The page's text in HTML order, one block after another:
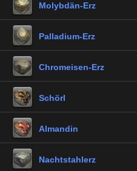
Molybdän-Erz
Palladium-Erz
Chromeisen-Erz
Schörl
Almandin
Nachtstahlerz